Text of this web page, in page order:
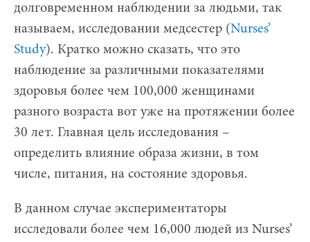
долговременном наблюдении за людьми, так
называем, исследовании медсестер (Nurses’
Study). Кратко можно сказать, что это
наблюдение за различными показателями
здоровья более чем 100,000 женщинами
разного возраста вот уже на протяжении более
30 лет. Главная цель исследования –
определить влияние образа жизни, в том
числе, питания, на состояние здоровья.
В данном случае экспериментаторы
исследовали более чем 16,000 людей из Nurses’